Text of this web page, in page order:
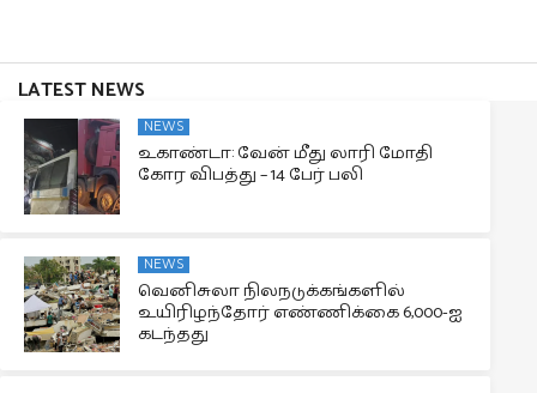
LATEST NEWS
NEWS
உகாண்டா: வேன் மீது லாரி மோதி
கோர விபத்து – 14 பேர் பலி
NEWS
வெனிசுலா நிலநடுக்கங்களில்
உயிரிழந்தோர் எண்ணிக்கை 6,000-ஐ
கடந்தது